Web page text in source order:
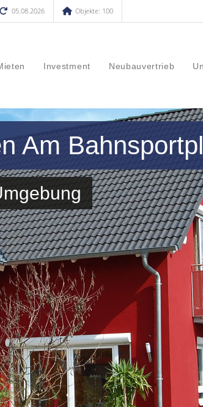
05.08.2026 Objekte: 100
Investment Neubauvertrieb
Am